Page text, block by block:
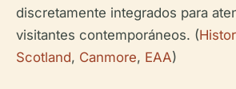
discretamente integrados para
visitantes contemporáneos. (
Scotland, Canmore, EAA)